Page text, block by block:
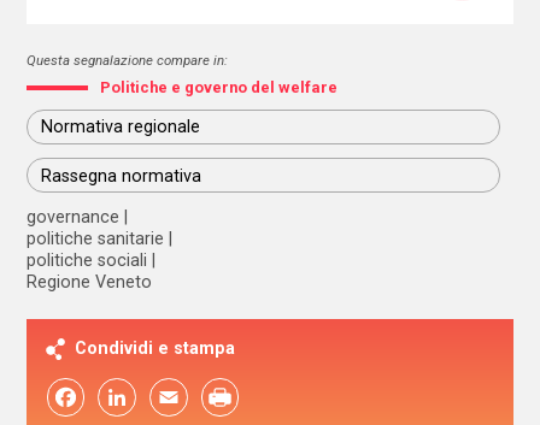
Questa segnalazione compare in:
Politiche e governo del welfare
Normativa regionale
Rassegna normativa
governance
politiche sanitarie
politiche sociali
Regione Veneto
Condividi e stampa
FacebookLinkedIn Email